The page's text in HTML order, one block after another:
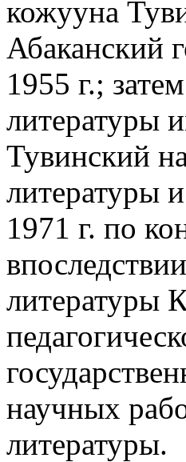
кожууна
Абаканский
1955 г.;
литературы
Тувинский
литературы
1971 г. по
литературы
научных
литературы.